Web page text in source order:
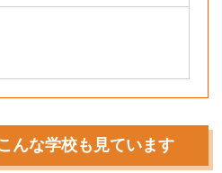
んな学校も見ています